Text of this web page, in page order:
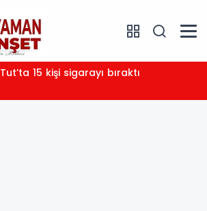
Tut’ta 15 kişi sigarayı bıraktı